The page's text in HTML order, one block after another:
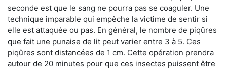
seconde est que le sang ne pourra pas se coaguler. Une
technique imparable qui empêche la victime de sentir si
elle est attaquée ou pas. En général, le nombre de piqûres
que fait une punaise de lit peut varier entre 3 à 5. Ces
piqûres sont distancées de 1 cm. Cette opération prendra
autour de 20 minutes pour que ces insectes puissent être